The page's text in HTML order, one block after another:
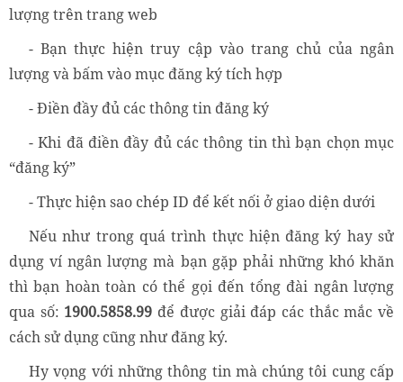
lượng trên trang web
- Bạn thực hiện truy cập vào trang chủ của ngân
lượng và bấm vào mục đăng ký tích hợp
- Điền đầy đủ các thông tin đăng ký
- Khi đã điền đầy đủ các thông tin thì bạn chọn mục
“đăng ký”
- Thực hiện sao chép ID để kết nối ở giao diện dưới
Nếu như trong quá trình thực hiện đăng ký hay sử
dụng ví ngân lượng mà bạn gặp phải những khó khăn
thì bạn hoàn toàn có thể gọi đến tổng đài ngân lượng
qua số: 1900.5858.99 để được giải đáp các thắc mắc về
cách sử dụng cũng như đăng ký.
Hy vọng với những thông tin mà chúng tôi cung cấp